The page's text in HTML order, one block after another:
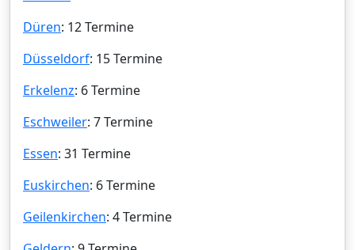
Düren: 12 Termine
Düsseldorf: 15 Termine
Erkelenz: 6 Termine
Eschweiler: 7 Termine
Essen: 31 Termine
Euskirchen: 6 Termine
Geilenkirchen: 4 Termine